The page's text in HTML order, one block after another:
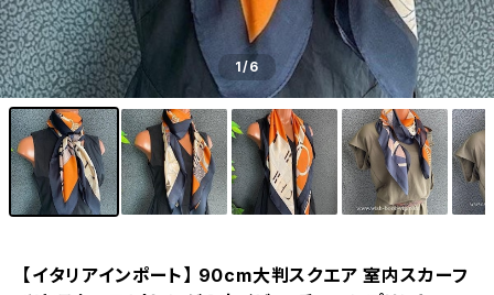
1/6
【イタリアインポート】 90cm大判スクエア 室内スカーフ